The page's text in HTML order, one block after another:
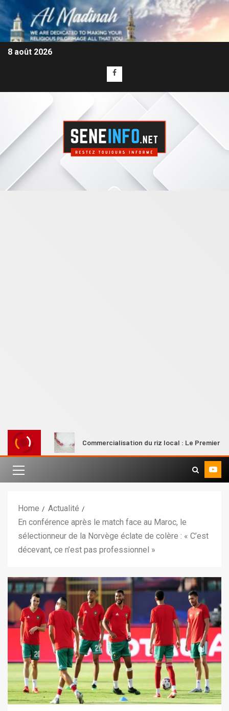
8 août 2026
Commercialisation du riz local : Le Premier ministre
Home
Actualité
En conférence après le match face au Maroc, le
sélectionneur de la Norvège éclate de colère : « C’est
décevant, ce n’est pas professionnel »